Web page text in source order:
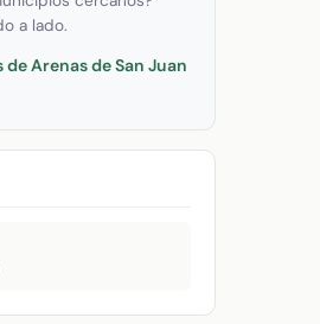
a lado.
Arenas de San Juan